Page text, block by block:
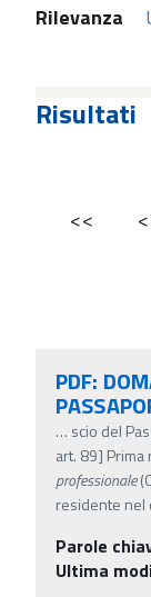
Rilevanza
Risultati
<< <
PDF:
… scio del
art. 89] Prima
professionale
residente nel
Parole
Ultima